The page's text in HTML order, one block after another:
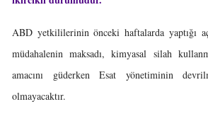
ABD yetkililerinin önceki haftalarda yaptığı
müdahalenin maksadı, kimyasal silah
amacını güderken Esat yönetiminin
olmayacaktır.